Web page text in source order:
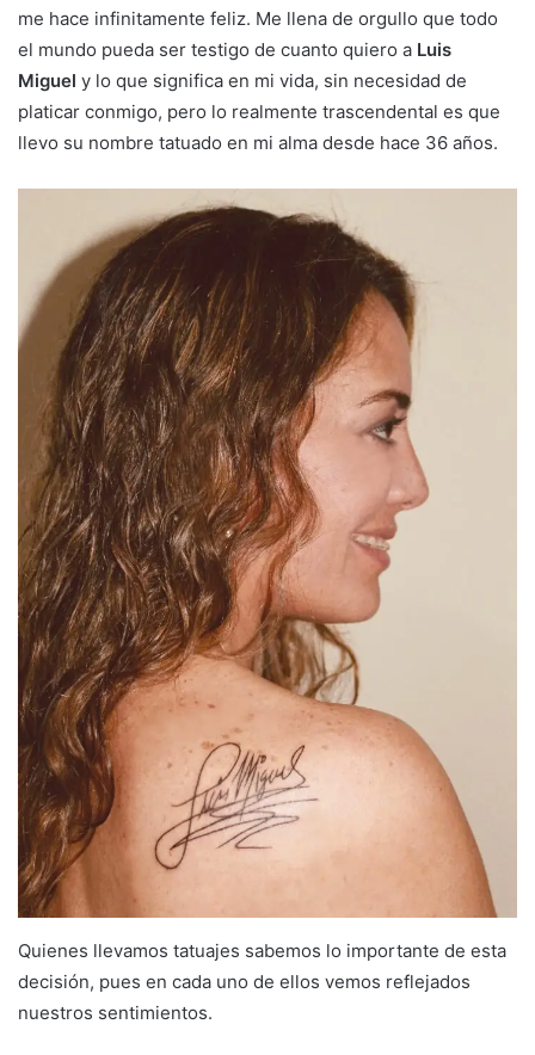
me hace infinitamente feliz. Me llena de orgullo que todo
el mundo pueda ser testigo de cuanto quiero a Luis
Miguel y lo que significa en mi vida, sin necesidad de
platicar conmigo, pero lo realmente trascendental es que
llevo su nombre tatuado en mi alma desde hace 36 años.
Quienes llevamos tatuajes sabemos lo importante de esta
decisión, pues en cada uno de ellos vemos reflejados
nuestros sentimientos.